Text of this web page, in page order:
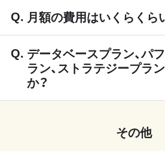
月額の費用はいくらくら
データベースプラン、パ
ラン、ストラテジープラ
か？
その他